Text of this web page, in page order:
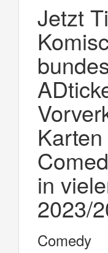
Jetzt
in
2023/
Comedy